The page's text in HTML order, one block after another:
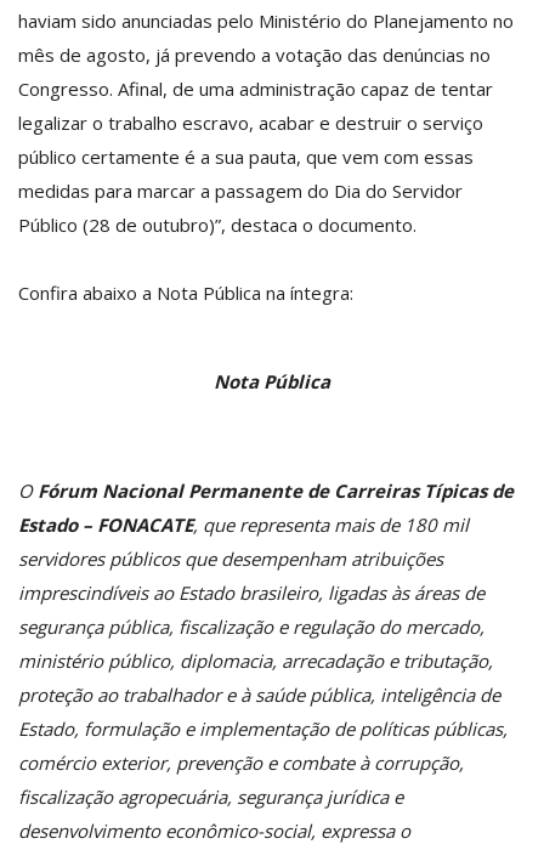
haviam sido anunciadas pelo Ministério do Planejamento no
mês de agosto, já prevendo a votação das denúncias no
Congresso. Afinal, de uma administração capaz de tentar
legalizar o trabalho escravo, acabar e destruir o serviço
público certamente é a sua pauta, que vem com essas
medidas para marcar a passagem do Dia do Servidor
Público (28 de outubro)”, destaca o documento.
Confira abaixo a Nota Pública na íntegra:
Nota Pública
O Fórum Nacional Permanente de Carreiras Típicas de
Estado – FONACATE, que representa mais de 180 mil
servidores públicos que desempenham atribuições
imprescindíveis ao Estado brasileiro, ligadas às áreas de
segurança pública, fiscalização e regulação do mercado,
ministério público, diplomacia, arrecadação e tributação,
proteção ao trabalhador e à saúde pública, inteligência de
Estado, formulação e implementação de políticas públicas,
comércio exterior, prevenção e combate à corrupção,
fiscalização agropecuária, segurança jurídica e
desenvolvimento econômico-social, expressa o